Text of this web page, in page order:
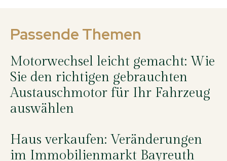
Passende Themen
Motorwechsel leicht gemacht: Wie
Sie den richtigen gebrauchten
Austauschmotor für Ihr Fahrzeug
auswählen
Haus verkaufen: Veränderungen
im Immobilienmarkt Bayreuth